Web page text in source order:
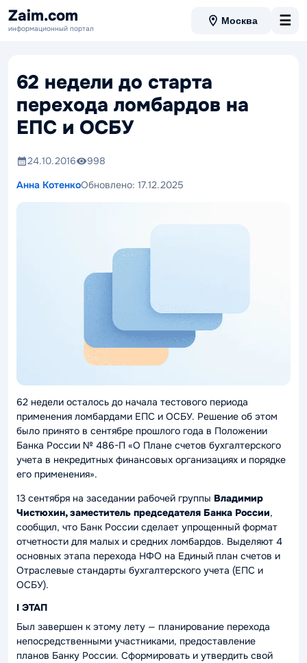
Zaim.com
информационный портал
Москва ☰
62 недели до старта
перехода ломбардов на
ЕПС и ОСБУ
24.10.2016
998
Анна КотенкоОбновлено: 17.12.2025
62 недели осталось до начала тестового периода
применения ломбардами ЕПС и ОСБУ. Решение об этом
было принято в сентябре прошлого года в Положении
Банка России № 486-П «О Плане счетов бухгалтерского
учета в некредитных финансовых организациях и порядке
его применения».
13 сентября на заседании рабочей группы Владимир
Чистюхин, заместитель председателя Банка России,
сообщил, что Банк России сделает упрощенный формат
отчетности для малых и средних ломбардов. Выделяют 4
основных этапа перехода НФО на Единый план счетов и
Отраслевые стандарты бухгалтерского учета (ЕПС и
ОСБУ).
I ЭТАП
Был завершен к этому лету — планирование перехода
непосредственными участниками, предоставление
планов Банку России. Сформировать и утвердить свой